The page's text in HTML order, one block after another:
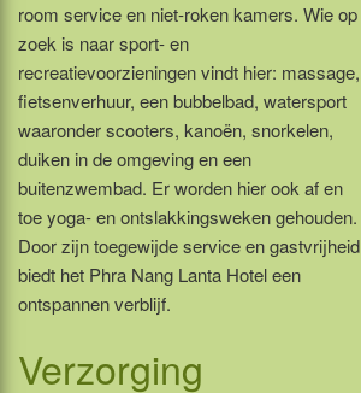
room service en niet-roken kamers. Wie op
zoek is naar sport- en
recreatievoorzieningen vindt hier: massage,
fietsenverhuur, een bubbelbad, watersport
waaronder scooters, kanoën, snorkelen,
duiken in de omgeving en een
buitenzwembad. Er worden hier ook af en
toe yoga- en ontslakkingsweken gehouden.
Door zijn toegewijde service en gastvrijheid
biedt het Phra Nang Lanta Hotel een
ontspannen verblijf.
Verzorging